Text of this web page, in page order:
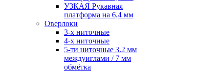
УЗКАЯ Рукавная
платформа на 6,4 мм
Оверлоки
3-х ниточные
4-х ниточные
5-ти ниточные 3.2 мм
междуиглами / 7 мм
обмётка